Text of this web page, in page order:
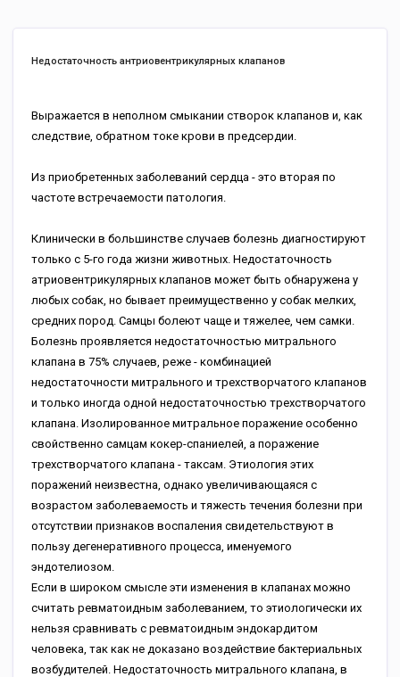
Недостаточность антриовентрикулярных клапанов
Выражается в неполном смыкании створок клапанов и, как
следствие, обратном токе крови в предсердии.
Из приобретенных заболеваний сердца - это вторая по
частоте встречаемости патология.
Клинически в большинстве случаев болезнь диагностируют
только с 5-го года жизни животных. Недостаточность
атриовентрикулярных клапанов может быть обнаружена у
любых собак, но бывает преимущественно у собак мелких,
средних пород. Самцы болеют чаще и тяжелее, чем самки.
Болезнь проявляется недостаточностью митрального
клапана в 75% случаев, реже - комбинацией
недостаточности митрального и трехстворчатого клапанов
и только иногда одной недостаточностью трехстворчатого
клапана. Изолированное митральное поражение особенно
свойственно самцам кокер-спаниелей, а поражение
трехстворчатого клапана - таксам. Этиология этих
поражений неизвестна, однако увеличивающаяся с
возрастом заболеваемость и тяжесть течения болезни при
отсутствии признаков воспаления свидетельствуют в
пользу дегенеративного процесса, именуемого
эндотелиозом.
Если в широком смысле эти изменения в клапанах можно
считать ревматоидным заболеванием, то этиологически их
нельзя сравнивать с ревматоидным эндокардитом
человека, так как не доказано воздействие бактериальных
возбудителей. Недостаточность митрального клапана, в